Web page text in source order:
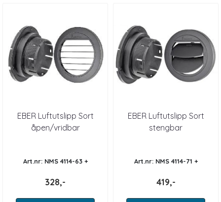
EBER Luftutslipp Sort
åpen/vridbar
Art.nr: NMS 4114-63 +
328,-
EBER Luftutslipp Sort
stengbar
Art.nr: NMS 4114-71 +
419,-